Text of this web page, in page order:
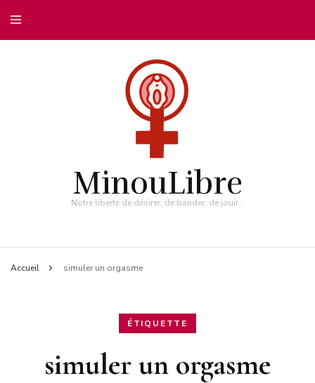
MinouLibre
Notre liberté de désirer, de bander, de jouir…
Accueil simuler un orgasme
ÉTIQUETTE
simuler un orgasme